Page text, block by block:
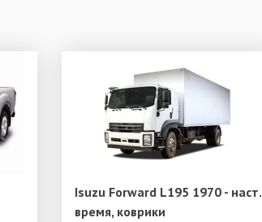
Isuzu Forward L195 1970 - наст.
время, коврики